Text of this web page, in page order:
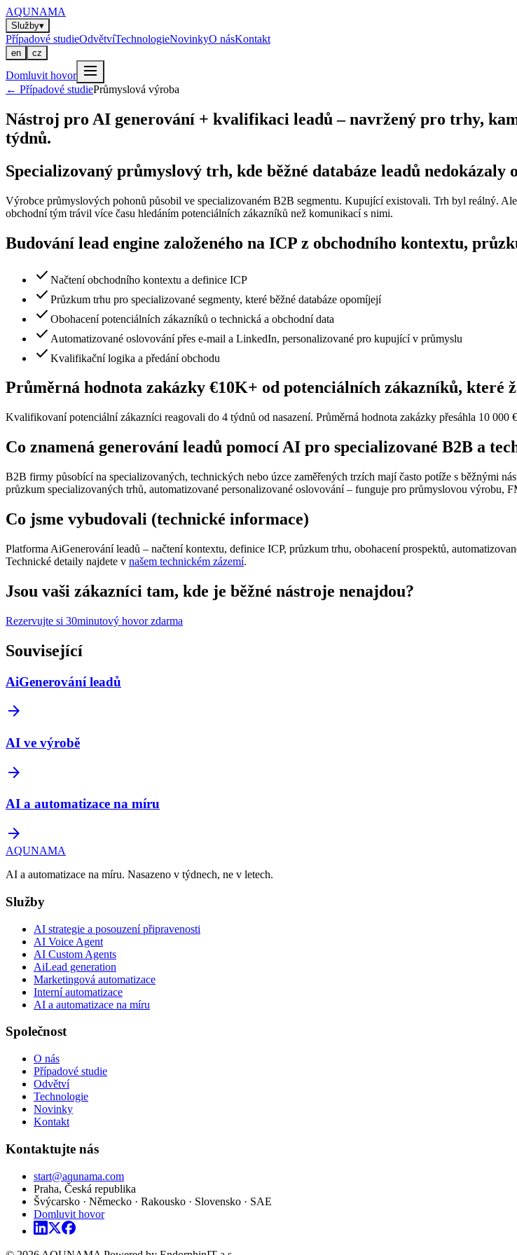
AQUNAMA
Služby▾
Případové studieOdvětvíTechnologieNovinkyO násKontakt
en cz
Domluvit hovor
← Případové studiePrůmyslová výroba
Nástroj pro AI generování + kvalifikaci leadů – navržený pro trhy,
týdnů.
Specializovaný průmyslový trh, kde běžné databáze leadů
Výrobce průmyslových pohonů působil ve specializovaném B2B segmentu. Kupující existovali. Trh byl reálný.
obchodní tým trávil více času hledáním potenciálních zákazníků než komunikací s nimi.
Budování lead engine založeného na ICP z obchodního kontextu,
check Načtení obchodního kontextu a definice ICP
check Průzkum trhu pro specializované segmenty, které běžné databáze opomíjejí
check Obohacení potenciálních zákazníků o technická a obchodní data
check Automatizované oslovování přes e-mail a LinkedIn, personalizované pro kupující v průmyslu
check Kvalifikační logika a předání obchodu
Průměrná hodnota zakázky €10K+ od potenciálních zákazníků, které
Kvalifikovaní potenciální zákazníci reagovali do 4 týdnů od nasazení. Průměrná hodnota zakázky přesáhla 10 000
Co znamená generování leadů pomocí AI pro specializované B2B a
B2B firmy působící na specializovaných, technických nebo úzce zaměřených trzích mají často potíže s běžnými
průzkum specializovaných trhů, automatizované personalizované oslovování – funguje pro průmyslovou výrobu,
Co jsme vybudovali (technické informace)
Platforma AiGenerování leadů – načtení kontextu, definice ICP, průzkum trhu, obohacení prospektů,
Technické detaily najdete v našem technickém zázemí.
Jsou vaši zákazníci tam, kde je běžné nástroje nenajdou?
Rezervujte si 30minutový hovor zdarma
Související
AiGenerování leadů
arrow_forward
AI ve výrobě
arrow_forward
AI a automatizace na míru
arrow_forward
AQUNAMA
AI a automatizace na míru. Nasazeno v týdnech, ne v letech.
Služby
AI strategie a posouzení připravenosti
AI Voice Agent
AI Custom Agents
AiLead generation
Marketingová automatizace
Interní automatizace
AI a automatizace na míru
Společnost
O nás
Případové studie
Odvětví
Technologie
Novinky
Kontakt
Kontaktujte nás
start@aqunama.com
Praha, Česká republika
Švýcarsko · Německo · Rakousko · Slovensko · SAE
Domluvit hovor